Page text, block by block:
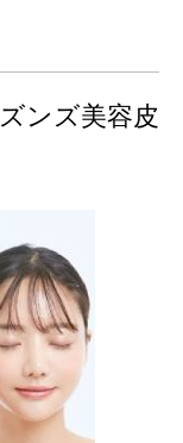
ンズ美容皮